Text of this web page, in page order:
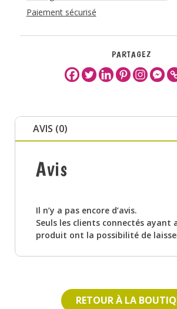
Paiement sécurisé
PARTAGEZ
AVIS (0)
Avis
Il n’y a pas encore d’avis.
Seuls les clients connectés ayant
produit ont la possibilité de
RETOUR À LA